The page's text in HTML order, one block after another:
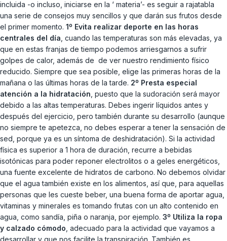
incluida -o incluso, iniciarse en la ‘ materia’- es seguir a rajatabla
una serie de consejos muy sencillos y que darán sus frutos desde
el primer momento. 1º Evita realizar deporte en las horas
centrales del día , cuando las temperaturas son más elevadas, ya
que en estas franjas de tiempo podemos arriesgarnos a sufrir
golpes de calor, además de de ver nuestro rendimiento físico
reducido. Siempre que sea posible, elige las primeras horas de la
mañana o las últimas horas de la tarde. 2º Presta especial
atención a la hidratación , puesto que la sudoración será mayor
debido a las altas temperaturas. Debes ingerir líquidos antes y
después del ejercicio, pero también durante su desarrollo (aunque
no siempre te apetezca, no debes esperar a tener la sensación de
sed, porque ya es un síntoma de deshidratación). Si la actividad
física es superior a 1 hora de duración, recurre a bebidas
isotónicas para poder reponer electrolitos o a geles energéticos,
una fuente excelente de hidratos de carbono. No debemos olvidar
que el agua también existe en los alimentos, así que, para aquellas
personas que les cueste beber, una buena forma de aportar agua,
vitaminas y minerales es tomando frutas con un alto contenido en
agua, como sandía, piña o naranja, por ejemplo. 3º Utiliza la ropa
y calzado cómodo , adecuado para la actividad que vayamos a
desarrollar y que nos facilite la transpiración. También es